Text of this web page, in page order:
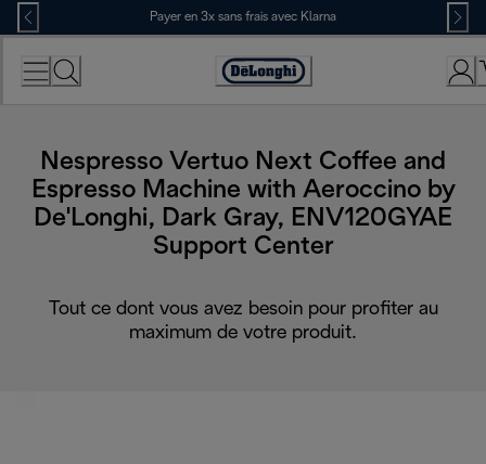
Skip
to
Content
Payer en 3x sans frais avec Klarna
Déclaration
Nespresso Vertuo Next Coffee and
Espresso Machine with Aeroccino by
De'Longhi, Dark Gray, ENV120GYAE
Support Center
Tout ce dont vous avez besoin pour profiter au
maximum de votre produit.